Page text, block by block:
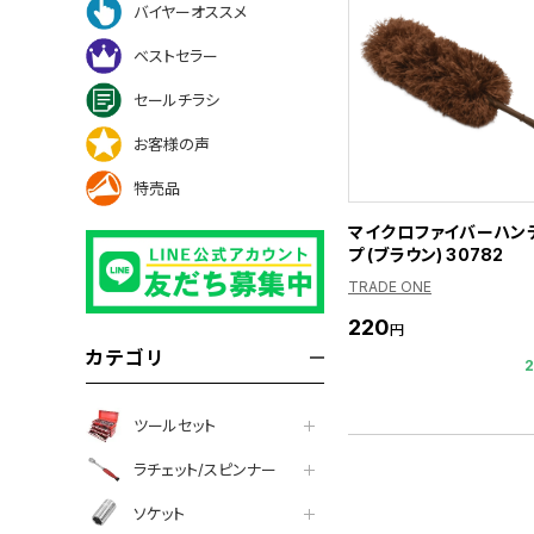
バイヤーオススメ
ベストセラー
セールチラシ
お客様の声
特売品
カテゴリ
ツールセット
ラチェット/スピンナー
ソケット
マイクロファイバーハン
プ (ブラウン) 30782
TRADE ONE
220円